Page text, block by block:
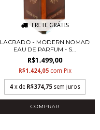
FRETE GRÁTIS
LACRADO - MODERN NOMAD
EAU DE PARFUM - S...
R$1.499,00
R$1.424,05 com Pix
4 x de R$374,75 sem juros
COMPRAR